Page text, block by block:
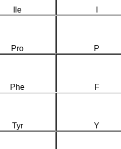
Ile
Pro P
Phe F
Tyr Y